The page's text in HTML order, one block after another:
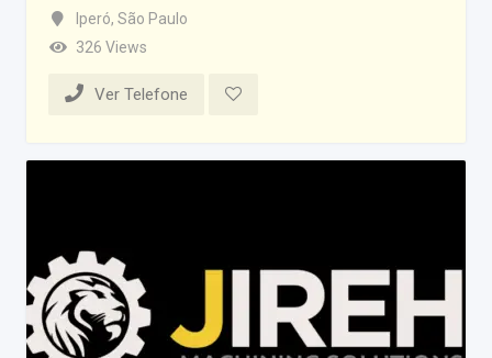
Iperó, São Paulo
326 Views
Ver Telefone